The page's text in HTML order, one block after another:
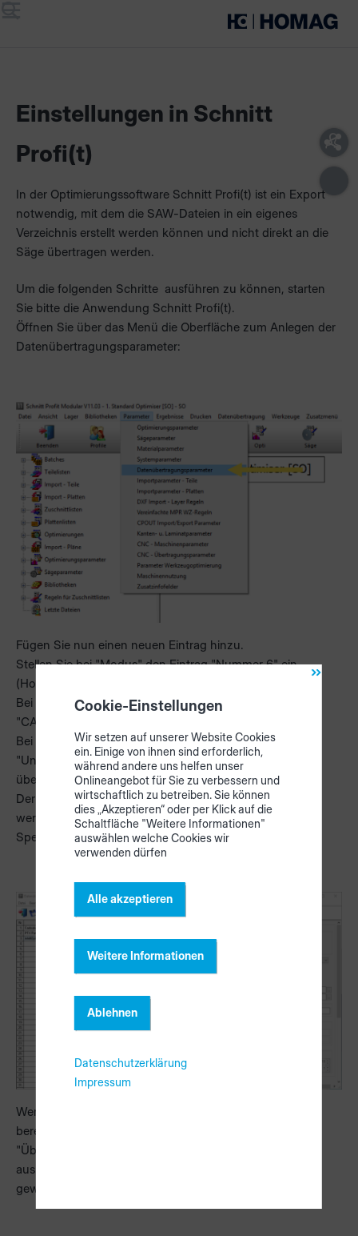
Einstellungen in Schnitt
Profi(t)
In der Optimierungssoftware Schnitt Profi(t) ist ein Export
notwendig, mit dem die SAW-Dateien in ein eigenes
Verzeichnis erstellt werden können und nicht direkt an die
Säge übertragen werden.
Um die folgenden Schritte ausführen zu können, starten
Sie bitte die Anwendung Schnitt Profi(t).
Öffnen Sie über das Menü die Oberfläche zum Anlegen der
Datenübertragungsparameter:
Fügen Sie nun einen neuen Eintrag hinzu.
Stellen Sie bei "Modus" den Eintrag "Nummer 6" ein
(Holzma/HOMAG CADmatic 3/4/5).
Bei der Option "Steuerung" wählen Sie bitte die Option
"CADmatic 5".
Bei "ASCII oder Unicode", wählen Sie die Einstellung
"Unicode UTF-8", um alle Sonderzeichen korrekt zu
übertragen.
Der Pfad zur Speicherung der Datei kann frei gewählt
werden.
Speichern Sie nun die Einstellungen.
Wenn Sie eine Optimierung für intelliOptimizer Stacking
bereitstellen möchten, dann wählen Sie beim Schritt
"Übertragung zur Säge" den neu hinzugefügten Eintrag
aus. Die Optimierung wird als Datei im SAW-Format im
gewählten Pfad gespeichert.
Cookie-Einstellungen
Wir setzen auf unserer Website Cookies
ein. Einige von ihnen sind erforderlich,
während andere uns helfen unser
Onlineangebot für Sie zu verbessern und
wirtschaftlich zu betreiben. Sie können
dies „Akzeptieren“ oder per Klick auf die
Schaltfläche "Weitere Informationen"
auswählen welche Cookies wir
verwenden dürfen
Alle akzeptieren
Weitere Informationen
Ablehnen
Datenschutzerklärung
Impressum